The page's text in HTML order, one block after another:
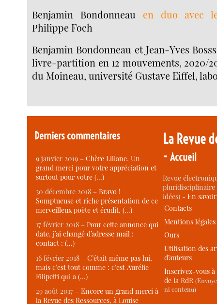
Benjamin Bondonneau en duo avec
Philippe Foch
Benjamin Bondonneau et Jean-Yves
livre-partition en 12 mouvements, 2020/
du Moineau, université Gustave Eiffel,
Derniers commentaires
9 janvier 2019 –Chère Liliane, Un
grand merci pour votre appréciation et
surtout pour votre (…)
30 décembre 2018 –Bravo !
Somptueuse et riche présentation de ce
merveilleux poète et érudit. (…)
17 février 2018 –Pour cette annonce qui
date, j’ai changé d’adresse mail :
contact : (…)
16 février 2018 –C’était même pas lui,
mais c’est tout comme : c’est Aurélie
Filipetti qui a (…)
29 août 2017 –Encore un grand merci à
la Revue des Ressources, à Louise
La Revue
-Accueil
Revue
idées) -En
Contacts
Mentions légales
Ours
Utilisation des
d’auteurs
Inscrivez-vous
de la RdR
ni contenu)